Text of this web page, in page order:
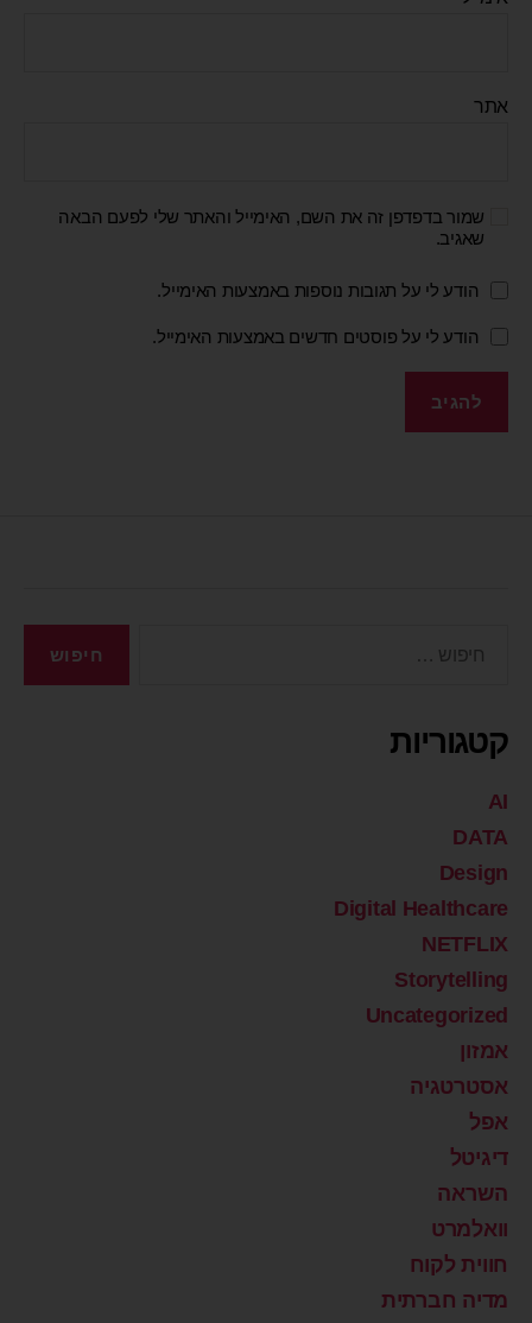
אתר
שמור בדפדפן זה את השם, האימייל והאתר שלי לפעם הבאה
שאגיב.
הודע לי על תגובות נוספות באמצעות האימייל.
הודע לי על פוסטים חדשים באמצעות האימייל.
קטגוריות
AI
DATA
Design
Digital Healthcare
NETFLIX
Storytelling
Uncategorized
אמזון
אסטרטגיה
אפל
דיגיטל
השראה
וואלמרט
חווית לקוח
מדיה חברתית